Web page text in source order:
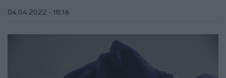
04.04.2022 - 18:16